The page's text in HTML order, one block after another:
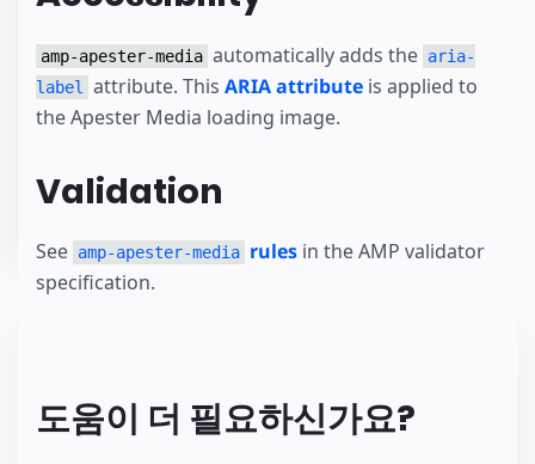
amp-apester-media automatically adds the aria-
label
attribute. This ARIA attribute is applied to
the Apester Media loading image.
Validation
See amp-apester-media rules in the AMP validator
specification.
도움이 더 필요하신가요?